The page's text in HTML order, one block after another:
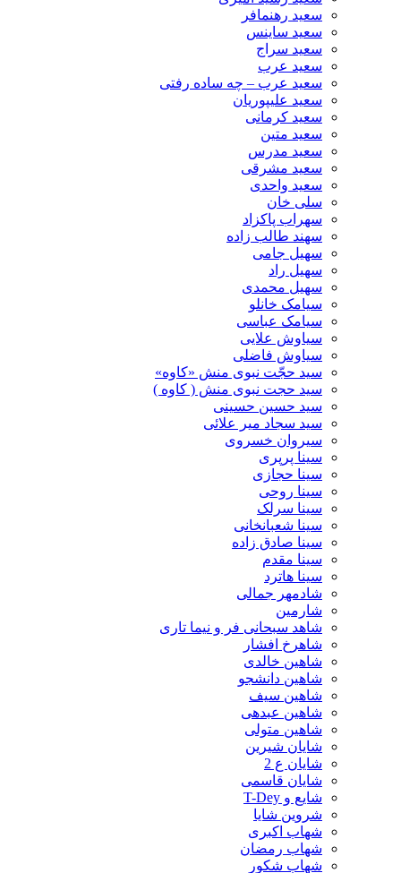
سعید رهنمافر
سعید ساینس
سعید سراج
سعید عرب
سعید عرب – چه ساده رفتی
سعید علیپوریان
سعید کرمانی
سعید متین
سعید مدرس
سعید مشرقی
سعید واحدی
سلی خان
سهراب پاکزاد
سهند طالب زاده
سهیل جامی
سهیل راد
سهیل محمدی
سیامک خانلو
سیامک عباسی
سیاوش علایی
سیاوش فاضلی
سید حجّت نبوی منش «کاوه»
سید حجت نبوی منش ( کاوه )
سید حسین حسینى
سید سجاد میر علائی
سیروان خسروی
سینا پرپری
سینا حجازی
سینا روحی
سینا سرلک
سینا شعبانخانی
سینا صادق زاده
سینا مقدم
سینا هاترد
شادمهر جمالی
شارمین
شاهد سبحانی فر و نیما تاری
شاهرخ افشار
شاهین خالدی
شاهین دانشجو
شاهین سیف
شاهین عبدهی
شاهین متولی
شایان شیرین
شایان ع 2
شایان قاسمی
شایع و T-Dey
شروین شایا
شهاب اکبری
شهاب رمضان
شهاب شکور